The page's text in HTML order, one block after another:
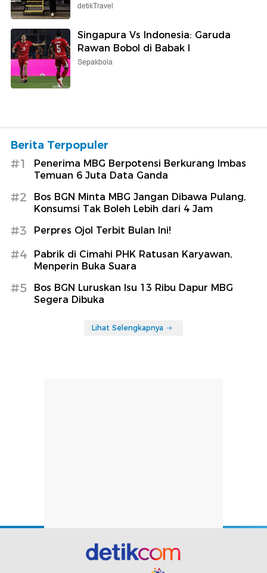
detikTravel
Singapura Vs Indonesia: Garuda
Rawan Bobol di Babak I
Sepakbola
Berita Terpopuler
#1
Penerima MBG Berpotensi Berkurang Imbas
Temuan 6 Juta Data Ganda
#2
Bos BGN Minta MBG Jangan Dibawa Pulang,
Konsumsi Tak Boleh Lebih dari 4 Jam
#3 Perpres Ojol Terbit Bulan Ini!
#4
Pabrik di Cimahi PHK Ratusan Karyawan,
Menperin Buka Suara
#5
Bos BGN Luruskan Isu 13 Ribu Dapur MBG
Segera Dibuka
Lihat Selengkapnya